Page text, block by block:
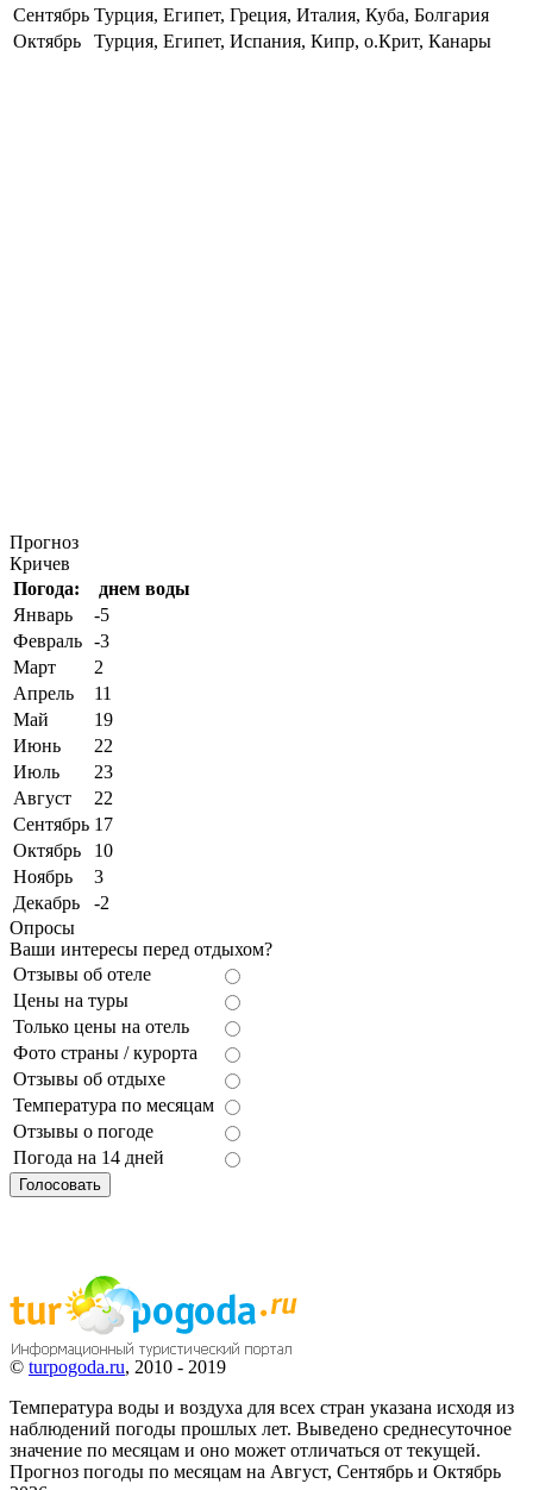
Сентябрь Турция, Египет, Греция, Италия, Куба, Болгария
Октябрь
Турция, Египет, Испания, Кипр, о.Крит, Канары
Прогноз
Кричев
Погода:
днем воды
Январь
-5
Февраль -3
Март
2
Апрель
11
Май
19
Июнь
22
Июль
23
Август
22
Сентябрь 17
Октябрь
10
Ноябрь
3
Декабрь
-2
Опросы
Ваши интересы перед отдыхом?
Отзывы об отеле
Цены на туры
Только цены на отель
Фото страны / курорта
Отзывы об отдыхе
Температура по месяцам
Отзывы о погоде
Погода на 14 дней
© turpogoda.ru, 2010 - 2019
Температура воды и воздуха для всех стран указана исходя из
наблюдений погоды прошлых лет. Выведено среднесуточное
значение по месяцам и оно может отличаться от текущей.
Прогноз погоды по месяцам на Август, Сентябрь и Октябрь